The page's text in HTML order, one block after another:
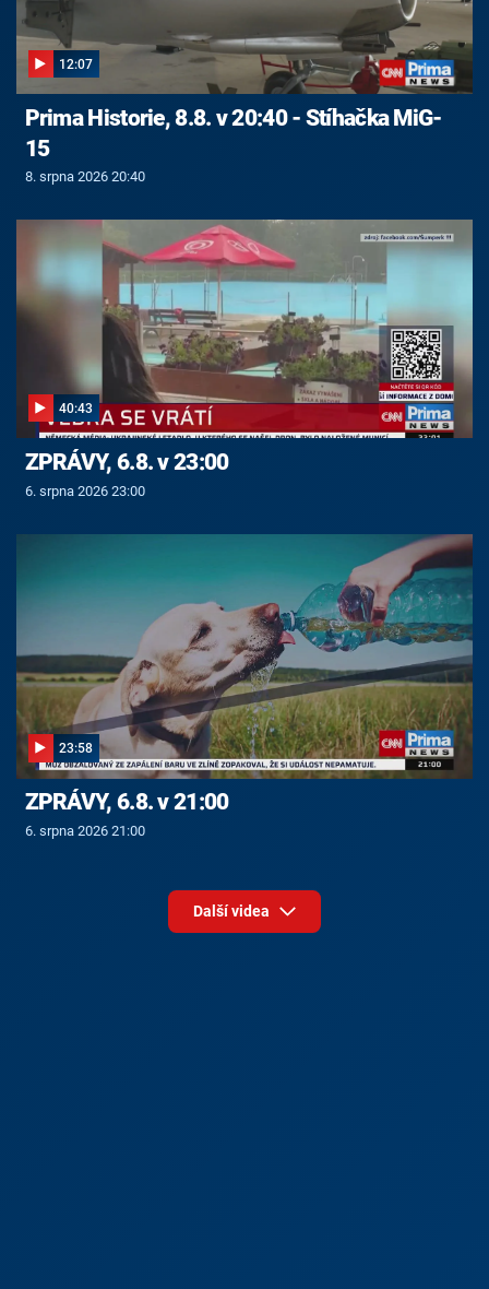
12:07
Prima Historie, 8.8. v 20:40 - Stíhačka MiG-
15
8. srpna 2026 20:40
40:43
ZPRÁVY, 6.8. v 23:00
6. srpna 2026 23:00
23:58
ZPRÁVY, 6.8. v 21:00
6. srpna 2026 21:00
Další videa